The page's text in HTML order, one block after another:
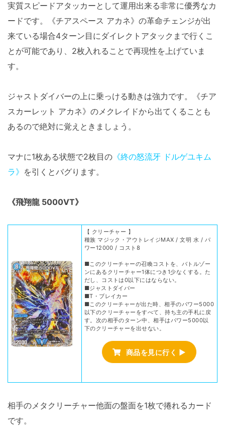
実質スピードアタッカーとして運用出来る非常に優秀なカ
ードです。《チアスペース アカネ》の革命チェンジが出
来ている場合4ターン目にダイレクトアタックまで行くこ
とが可能であり、2枚入れることで再現性を上げていま
す。
ジャストダイバーの上に乗っける動きは強力です。《チア
スカーレット アカネ》のメクレイドから出てくることも
あるので絶対に覚えときましょう。
マナに1枚ある状態で2枚目の 《終の怒流牙 ドルゲユキム
ラ》 を引くとバグります。
《飛翔龍 5000VT》
【 クリーチャー 】
種族 マジック・アウトレイジMAX / 文明 水 / パ
ワー12000 / コスト8
■このクリーチャーの召喚コストを、バトルゾー
ンにあるクリーチャー1体につき1少なくする。た
だし、コストは0以下にはならない。
■ジャストダイバー
■T・ブレイカー
■このクリーチャーが出た時、相手のパワー5000
以下のクリーチャーをすべて、持ち主の手札に戻
す。次の相手のターン中、相手はパワー5000以
下のクリーチャーを出せない。
商品を見に行く ▶
相手のメタクリーチャー他面の盤面を1枚で捲れるカード
です。